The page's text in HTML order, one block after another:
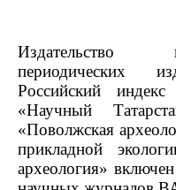
Издательство
периодических
Российский
«Научный
«Поволжская
прикладной
археология»